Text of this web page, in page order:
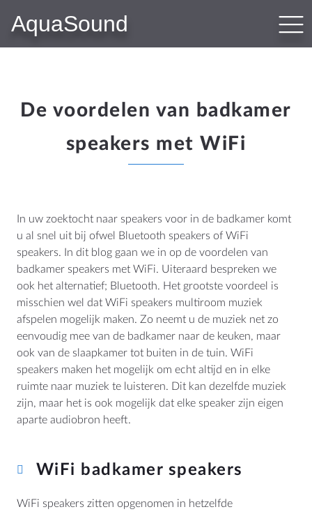
AquaSound
De voordelen van badkamer
speakers met WiFi
In uw zoektocht naar speakers voor in de badkamer komt
u al snel uit bij ofwel Bluetooth speakers of WiFi
speakers. In dit blog gaan we in op de voordelen van
badkamer speakers met WiFi. Uiteraard bespreken we
ook het alternatief; Bluetooth. Het grootste voordeel is
misschien wel dat WiFi speakers multiroom muziek
afspelen mogelijk maken. Zo neemt u de muziek net zo
eenvoudig mee van de badkamer naar de keuken, maar
ook van de slaapkamer tot buiten in de tuin. WiFi
speakers maken het mogelijk om echt altijd en in elke
ruimte naar muziek te luisteren. Dit kan dezelfde muziek
zijn, maar het is ook mogelijk dat elke speaker zijn eigen
aparte audiobron heeft.
WiFi badkamer speakers
WiFi speakers zitten opgenomen in hetzelfde
Contact
WEBSHOP
Shop
MEER
Dealer Locator
Blog
PRODUCTEN
Bluetooth Audiosystemen
Subwoofer-Kit
Badkamer Speakers